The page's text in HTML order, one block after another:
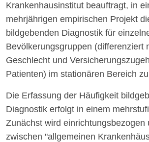
Krankenhausinstitut beauftragt, in
mehrjährigen empirischen Projekt
bildgebenden Diagnostik für
Bevölkerungsgruppen (differenziert
Geschlecht und
Patienten) im stationären Bereich
Die Erfassung der Häufigkeit
Diagnostik erfolgt in einem
Zunächst wird einrichtungsbezogen
zwischen "allgemeinen